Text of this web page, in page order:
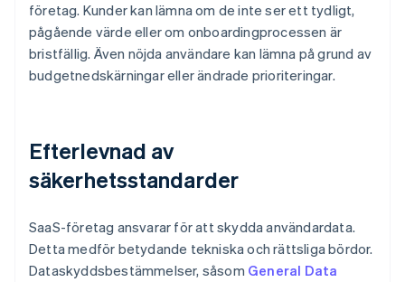
företag. Kunder kan lämna om de inte ser ett tydligt,
pågående värde eller om onboardingprocessen är
bristfällig. Även nöjda användare kan lämna på grund av
budgetnedskärningar eller ändrade prioriteringar.
Efterlevnad av
säkerhetsstandarder
SaaS-företag ansvarar för att skydda användardata.
Detta medför betydande tekniska och rättsliga bördor.
Dataskyddsbestämmelser, såsom General Data